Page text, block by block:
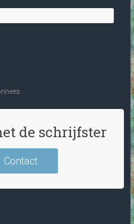
de schrijfster
Contact